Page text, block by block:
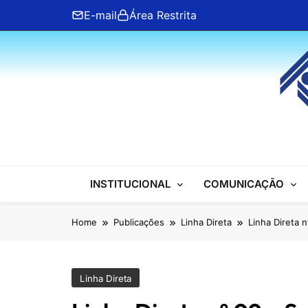
content
E-mail Área Restrita
ANFIP Nacional
INSTITUCIONAL COMUNICAÇÃO
Home Publicações Linha Direta Linha Direta
Linha Direta